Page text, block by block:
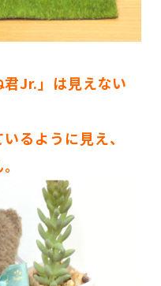
君Jr.」は見えない
るように見え、